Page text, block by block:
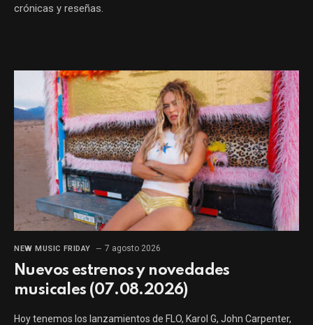
crónicas y reseñas.
NEW MUSIC FRIDAY 7 agosto 2026
Nuevos estrenos y novedades
musicales (07.08.2026)
Hoy tenemos los lanzamientos de FLO, Karol G, John Carpenter,